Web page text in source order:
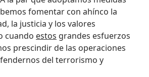
fomentar con ahínco la
la justicia y los valores
cuando estos grandes esfuerzos
prescindir de las operaciones
del terrorismo y